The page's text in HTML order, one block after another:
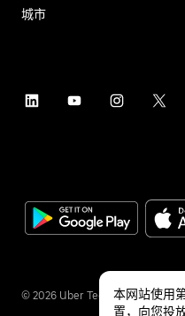
城市
© 2026 Uber Technologies Inc.
本网站使用
置，向您投